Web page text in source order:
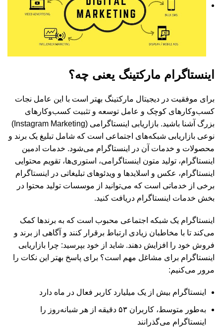
اینستاگرام مارکتینگ یعنی چه؟
برای موفقیت در دیجیتال مارکتینگ بهتر است با این عامل نجات
کسب‌وکارهای کوچک و عامل توسعه و تثبیت کسب‌وکارهای
بزرگ آشنا باشید. بازاریابی اینستاگرامی (Instagram Marketing)
نوعی بازاریابی شبکه‌های اجتماعی است که شامل تبلیغ یک برند و
محصولات و خدمات آن در اینستاگرام می‌شود. خدمات ادمین
اینستاگرام، تولید متون اینستاگرامی، استوری‌ها، تقویم محتوایی
اینستاگرام، عکس و اسلایدها و ویدئوهای تبلیغاتی در اینستاگرام
برخی از خدماتی است که می‌توانید از موسسات تولید محتوا در
بخش خدمات اینستاگرام دریافت کنید.
اینستاگرام یک شبکه اجتماعی محبوب است که به برندها کمک
می‌کند تا با مخاطبان زیادی ارتباط برقرار کنند و آگاهی از برند و
فروش خود را افزایش دهند. شاید از خود بپرسید: چرا بازاریابی
اینستاگرام برای مشاغل مهم است؟ برای پاسخ بهتر این نکات را
مرور می‌کنیم:
اینستاگرام بیش از یک میلیارد کاربر فعال در ماه دارد
به‌طور متوسط​​، کاربران ۵۳ دقیقه از هر شبانه‌روز را
اینستاگرام می‌گذرانند